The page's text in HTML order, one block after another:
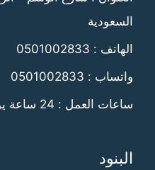
السعودية
الهاتف : 0501002833
واتساب : 0501002833
ساعات العمل : 24 ساعة يوميا على مدار الاسبوع.
البنود